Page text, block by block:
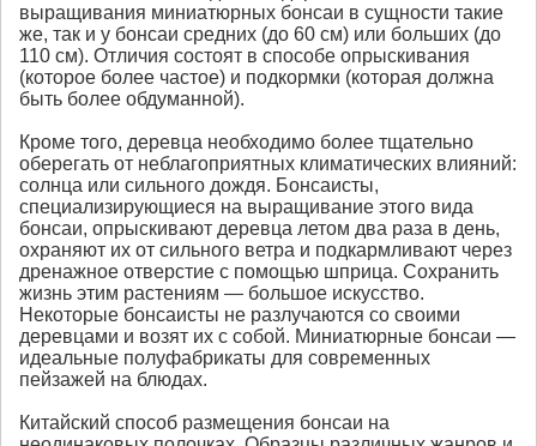
выращивания миниатюрных бонсаи в сущности такие
же, так и у бонсаи средних (до 60 см) или больших (до
110 см). Отличия состоят в способе опрыскивания
(которое более частое) и подкормки (которая должна
быть более обдуманной).
Кроме того, деревца необходимо более тщательно
оберегать от неблагоприятных климатических влияний:
солнца или сильного дождя. Бонсаисты,
специализирующиеся на выращивание этого вида
бонсаи, опрыскивают деревца летом два раза в день,
охраняют их от сильного ветра и подкармливают через
дренажное отверстие с помощью шприца. Сохранить
жизнь этим растениям — большое искусство.
Некоторые бонсаисты не разлучаются со своими
деревцами и возят их с собой. Миниатюрные бонсаи —
идеальные полуфабрикаты для современных
пейзажей на блюдах.
Китайский способ размещения бонсаи на